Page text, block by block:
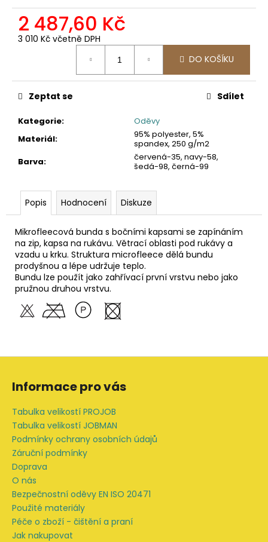
2 487,60 Kč
3 010 Kč včetně DPH
DO KOŠÍKU
Kategorie:
Oděvy
Materiál:
95% polyester, 5%
spandex, 250 g/m2
Barva:
červená-35, navy-58,
šedá-98, černá-99
Zeptat se Sdílet
Popis Hodnocení Diskuze
Mikrofleecová bunda s bočními kapsami se zapínáním
na zip, kapsa na rukávu. Větrací oblasti pod rukávy a
vzadu u krku. Struktura microfleece dělá bundu
prodyšnou a lépe udržuje teplo.
Bundu lze použít jako zahřívací první vrstvu nebo jako
pružnou druhou vrstvu.
2422
SOFTSHELLOVÁ
BUNDA
Z
Informace pro vás
Tabulka velikostí PROJOB
Tabulka velikostí JOBMAN
Podmínky ochrany osobních údajů
Záruční podmínky
Doprava
O nás
Bezpečnostní oděvy EN ISO 20471
Použité materiály
Péče o zboží - čištění a praní
Jak nakupovat